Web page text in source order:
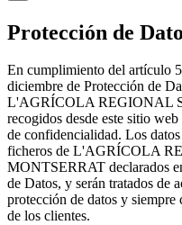
Protección de
En cumplimiento del artículo
diciembre de Protección de
L'AGRÍCOLA REGIONAL
recogidos desde este sitio
de confidencialidad. Los
ficheros de L'AGRÍCOLA
MONTSERRAT declarados
de Datos, y serán tratados de
protección de datos y
de los clientes.